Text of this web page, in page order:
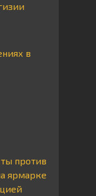
в
против
ярмарке